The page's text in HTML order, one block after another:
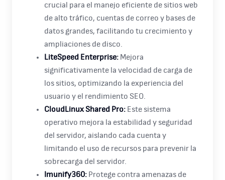
crucial para el manejo eficiente de sitios web
de alto tráfico, cuentas de correo y bases de
datos grandes, facilitando tu crecimiento y
ampliaciones de disco.
LiteSpeed Enterprise: Mejora
significativamente la velocidad de carga de
los sitios, optimizando la experiencia del
usuario y el rendimiento SEO.
CloudLinux Shared Pro: Este sistema
operativo mejora la estabilidad y seguridad
del servidor, aislando cada cuenta y
limitando el uso de recursos para prevenir la
sobrecarga del servidor.
Imunify360: Protege contra amenazas de